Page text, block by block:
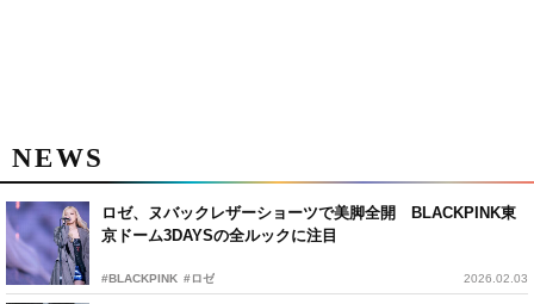
NEWS
ロゼ、ヌバックレザーショーツで美脚全開 BLACKPINK東
京ドーム3DAYSの全ルックに注目
#BLACKPINK #ロゼ 2026.02.03